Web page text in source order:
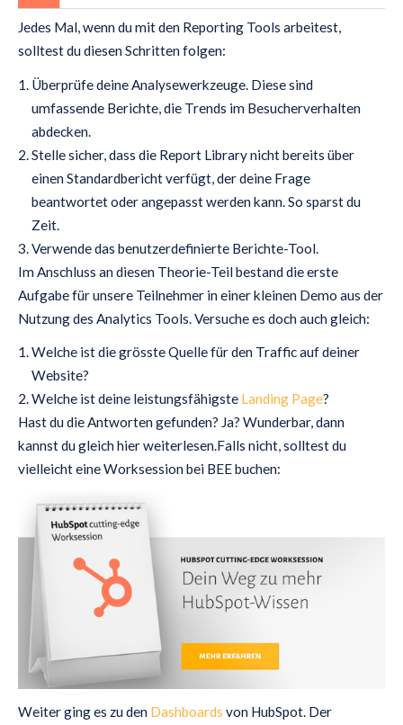
Jedes Mal, wenn du mit den Reporting Tools arbeitest,
solltest du diesen Schritten folgen:
Überprüfe deine Analysewerkzeuge. Diese sind
umfassende Berichte, die Trends im Besucherverhalten
abdecken.
Stelle sicher, dass die Report Library nicht bereits über
einen Standardbericht verfügt, der deine Frage
beantwortet oder angepasst werden kann. So sparst du
Zeit.
Verwende das benutzerdefinierte Berichte-Tool.
Im Anschluss an diesen Theorie-Teil bestand die erste
Aufgabe für unsere Teilnehmer in einer kleinen Demo aus der
Nutzung des Analytics Tools. Versuche es doch auch gleich:
Welche ist die grösste Quelle für den Traffic auf deiner
Website?
Welche ist deine leistungsfähigste Landing Page?
Hast du die Antworten gefunden? Ja? Wunderbar, dann
kannst du gleich hier weiterlesen.Falls nicht, solltest du
vielleicht eine Worksession bei BEE buchen:
Weiter ging es zu den Dashboards von HubSpot. Der